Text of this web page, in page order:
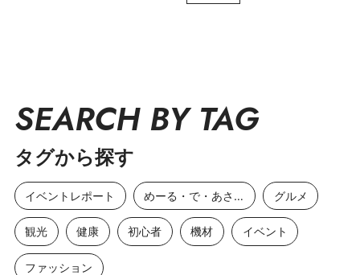
SEARCH BY TAG
タグから探す
イベントレポート めーる・で・あさひ グルメ
観光 健康 初心者 機材 イベント
ファッション